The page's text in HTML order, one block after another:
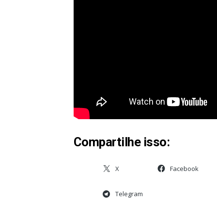
Compartilhe isso:
X Facebook
Telegram